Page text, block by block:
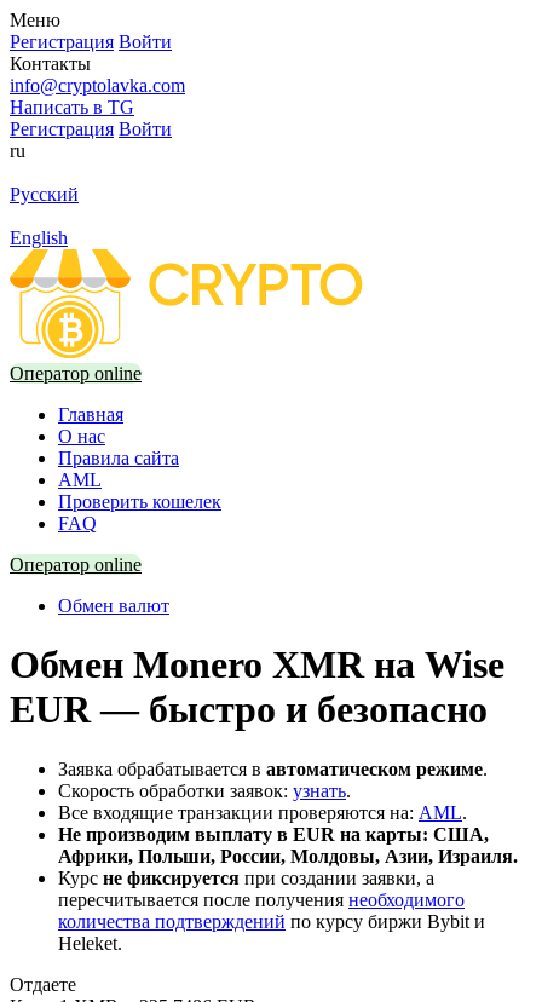
Меню
Регистрация Войти
Контакты
info@cryptolavka.com
Написать в TG
Регистрация Войти
ru
Русский
English
Оператор online
Главная
О нас
Правила сайта
AML
Проверить кошелек
FAQ
Оператор online
Обмен валют
Обмен Monero XMR на Wise
EUR — быстро и безопасно
Заявка обрабатывается в автоматическом режиме.
Скорость обработки заявок: узнать.
Все входящие транзакции проверяются на: AML.
Не производим выплату в EUR на карты: США,
Африки, Польши, России, Молдовы, Азии, Израиля.
Курс не фиксируется при создании заявки, а
пересчитывается после получения необходимого
количества подтверждений по курсу биржи Bybit и
Heleket.
Отдаете